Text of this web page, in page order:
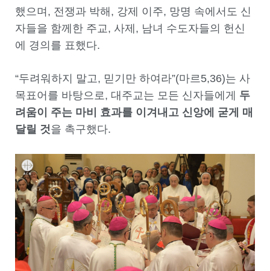
했으며, 전쟁과 박해, 강제 이주, 망명 속에서도 신
자들을 함께한 주교, 사제, 남녀 수도자들의 헌신
에 경의를 표했다.
“두려워하지 말고, 믿기만 하여라”(마르5,36)는 사
목표어를 바탕으로, 대주교는 모든 신자들에게 두
려움이 주는 마비 효과를 이겨내고 신앙에 굳게 매
달릴 것을 촉구했다.